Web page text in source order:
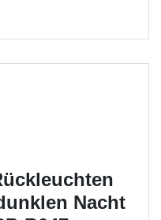
Nacht